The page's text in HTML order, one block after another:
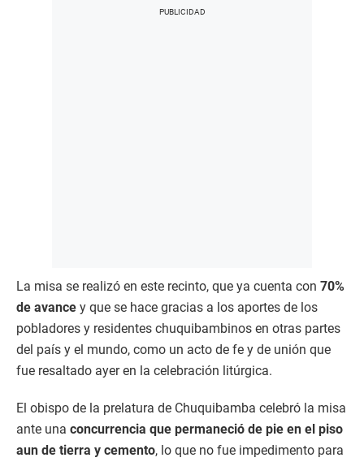
La misa se realizó en este recinto, que ya cuenta con 70%
de avance y que se hace gracias a los aportes de los
pobladores y residentes chuquibambinos en otras partes
del país y el mundo, como un acto de fe y de unión que
fue resaltado ayer en la celebración litúrgica.
El obispo de la prelatura de Chuquibamba celebró la misa
ante una concurrencia que permaneció de pie en el piso
aun de tierra y cemento, lo que no fue impedimento para